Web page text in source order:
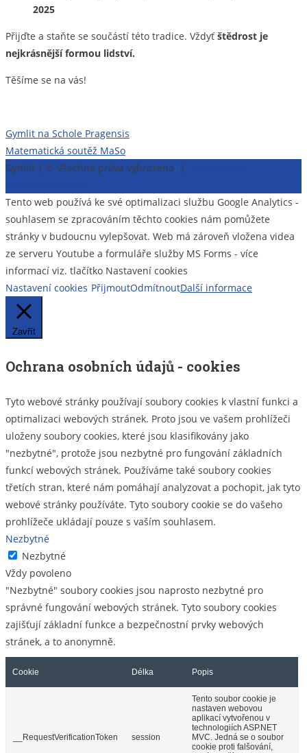
2025
Přijďte a staňte se součástí této tradice. Vždyť štědrost je
nejkrásnější formou lidství.
Těšíme se na vás!
Navigace
pro
příspěvek
Gymlit na Schole Pragensis
Matematická soutěž MaSo
Gymlit | © Všechna práva vyhrazena
|
Tento web používá ke své optimalizaci službu Google Analytics -
souhlasem se zpracováním těchto cookies nám pomůžete
stránky v budoucnu vylepšovat. Web má zároveň vložena videa
ze serveru Youtube a formuláře služby MS Forms - více
informací viz. tlačítko Nastavení cookies
Nastavení cookies PřijmoutOdmítnoutDalší informace
Zavřít
Ochrana osobních údajů - cookies
Tyto webové stránky používají soubory cookies k vlastní funkci a
optimalizaci webových stránek. Proto jsou ve vašem prohlížeči
uloženy soubory cookies, které jsou klasifikovány jako
"nezbytné", protože jsou nezbytné pro fungování základních
funkcí webových stránek. Používáme také soubory cookies
třetích stran, které nám pomáhají analyzovat a pochopit, jak tyto
webové stránky používáte. Tyto soubory cookie se do vašeho
prohlížeče ukládají pouze s vaším souhlasem.
Nezbytné
Nezbytné
Vždy povoleno
"Nezbytné" soubory cookies jsou naprosto nezbytné pro
správné fungování webových stránek. Tyto soubory cookies
zajišťují základní funkce a bezpečnostní prvky webových
stránek, a to anonymně.
Cookie Délka Popis
__RequestVerificationToken session
Tento soubor cookie je
nastaven webovou
aplikací vytvořenou v
technologiích ASP.NET
MVC. Jedná se o soubor
cookie proti falšování,